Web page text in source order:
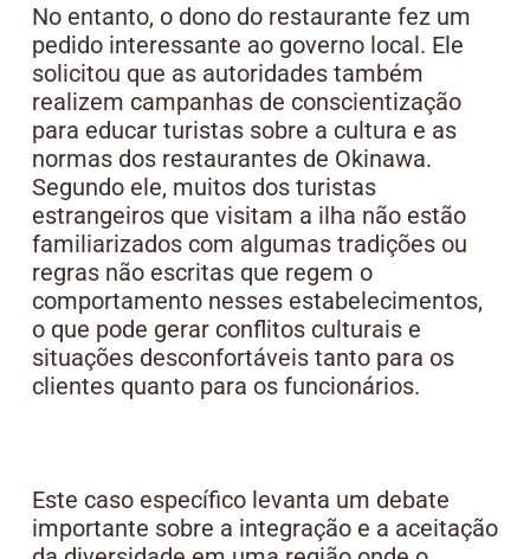
No entanto, o dono do restaurante fez um
pedido interessante ao governo local. Ele
solicitou que as autoridades também
realizem campanhas de conscientização
para educar turistas sobre a cultura e as
normas dos restaurantes de Okinawa.
Segundo ele, muitos dos turistas
estrangeiros que visitam a ilha não estão
familiarizados com algumas tradições ou
regras não escritas que regem o
comportamento nesses estabelecimentos,
o que pode gerar conflitos culturais e
situações desconfortáveis tanto para os
clientes quanto para os funcionários.
Este caso específico levanta um debate
importante sobre a integração e a aceitação